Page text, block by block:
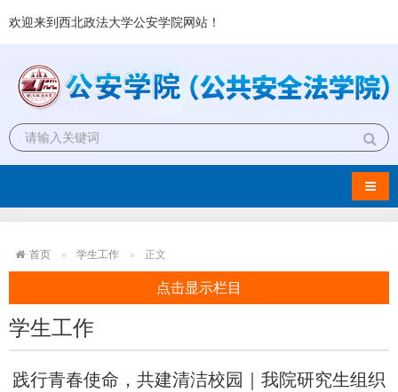
欢迎来到西北政法大学公安学院网站！
导航
首页 学生工作 正文
点击显示栏目
学生工作
践行青春使命，共建清洁校园｜我院研究生组织